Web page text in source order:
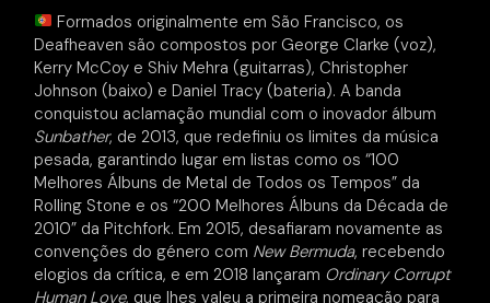
Formados originalmente em São Francisco, os
Deafheaven são compostos por George Clarke (voz),
Kerry McCoy e Shiv Mehra (guitarras), Christopher
Johnson (baixo) e Daniel Tracy (bateria). A banda
conquistou aclamação mundial com o inovador álbum
Sunbather, de 2013, que redefiniu os limites da música
pesada, garantindo lugar em listas como os “100
Melhores Álbuns de Metal de Todos os Tempos” da
Rolling Stone e os “200 Melhores Álbuns da Década de
2010” da Pitchfork. Em 2015, desafiaram novamente as
convenções do género com New Bermuda, recebendo
elogios da crítica, e em 2018 lançaram Ordinary Corrupt
Human Love, que lhes valeu a primeira nomeação para